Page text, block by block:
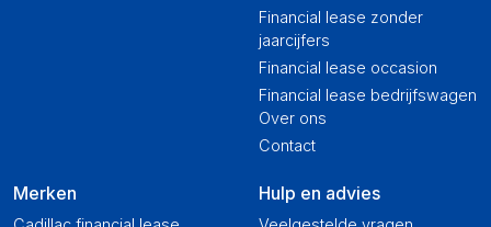
Merken
Financial lease zonder
jaarcijfers
Financial lease occasion
Financial lease bedrijfswagen
Over ons
Contact
Hulp en advies